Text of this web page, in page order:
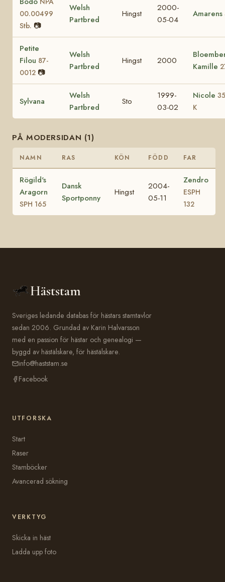
00.00499
Stb. 📷
Welsh
Partbred
Hingst
2000-
05-04
Amarens
Petite
Filou 87-
0012 📷
Welsh
Partbred
Hingst 2000
Kamille
Sylvana
Welsh
Partbred
Sto
1999-
03-02
Nicole
K
PÅ MODERSIDAN (1)
NAMN RAS KÖN FÖDD FAR
Rögild's
Aragorn
SPH 165
Dansk
Sportponny
Hingst
2004-
05-11
Zendro
ESPH
132
Häststam
Sveriges ledande databas för hästars stamtavlor
sedan 2006. Grundad av Karin Halvarsson
med en passion för hästar och genealogi —
byggd av hästälskare, för hästälskare.
info@haststam.se
Facebook
UTFORSKA
Start
Raser
Stamböcker
Avancerad sökning
VERKTYG
Skicka in häst
Ladda upp foto